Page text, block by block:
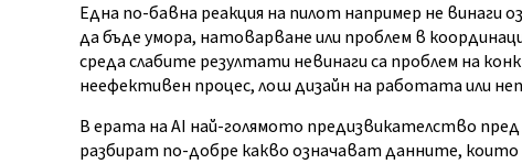
Една по-бавна реакция на пилот например не
да бъде умора, натоварване или проблем в
среда слабите резултати невинаги са проблем на
неефективен процес, лош дизайн на работата или
В ерата на AI най-голямото предизвикателство
разбират по-добре какво означават данните, които